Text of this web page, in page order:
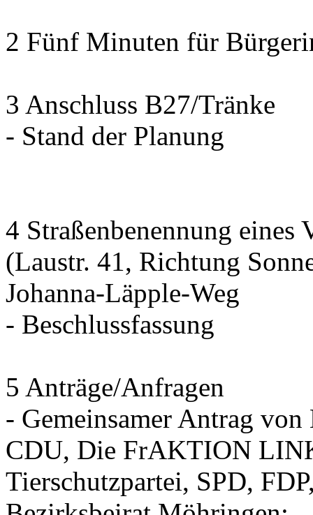
2 Fünf Minuten für
3 Anschluss B27/Tränke
- Stand der Planung
4 Straßenbenennung eines
(Laustr. 41, Richtung
Johanna-Läpple-Weg
- Beschlussfassung
5 Anträge/Anfragen
- Gemeinsamer Antrag
CDU, Die FrAKTION
Tierschutzpartei, SPD,